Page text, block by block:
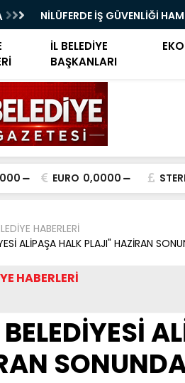
NİLÜFERDE İŞ GÜVENLİĞİ
EĞİTİMİ
İL BELEDİYE
BAŞKANLARI
EURO 0,0000
HABERLERİ
ALİPAŞA HALK PLAJI" HAZİRAN
HABERLERİ
BELEDİYESİ